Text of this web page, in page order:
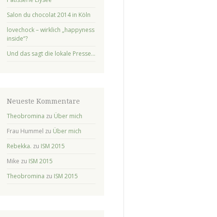
Salon du chocolat 2014 in Köln
lovechock – wirklich „happyness
inside“?
Und das sagt die lokale Presse…
Neueste Kommentare
Theobromina zu Über mich
Frau Hummel zu Über mich
Rebekka. zu ISM 2015
Mike zu ISM 2015
Theobromina zu ISM 2015